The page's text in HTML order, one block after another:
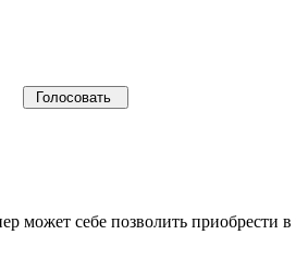
может себе позволить